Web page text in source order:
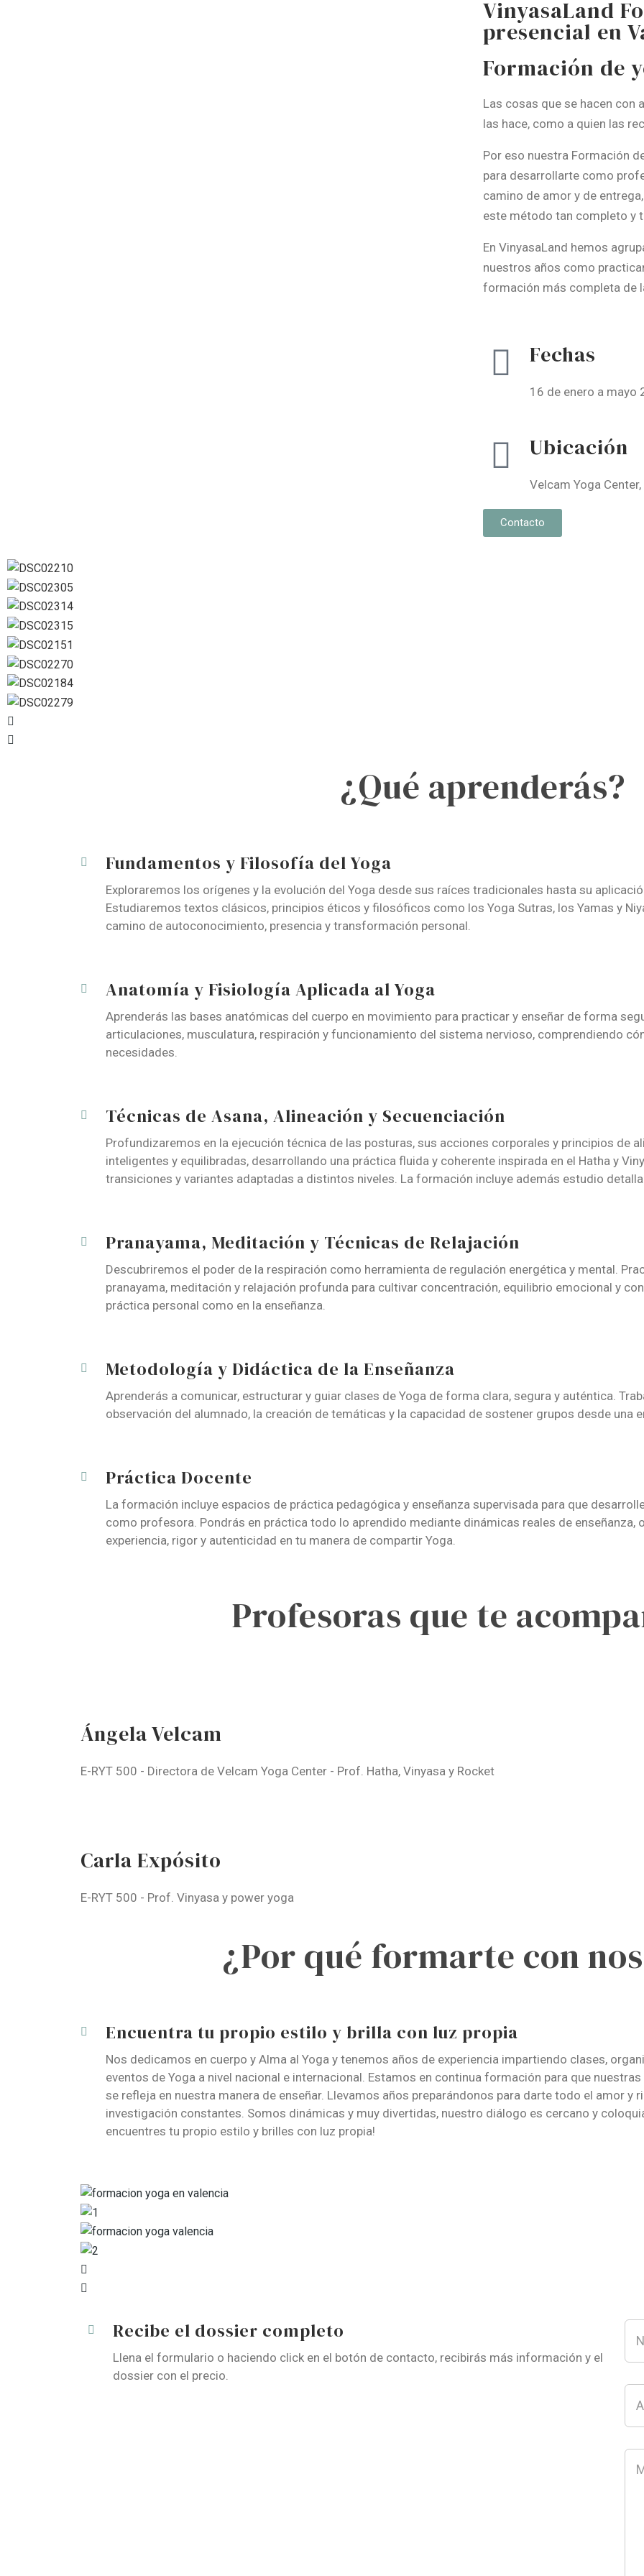
INICIO EVENTOS
VinyasaLand
presencial en
Formación de
Las cosas que se hacen con
las hace, como a quien las
Por eso nuestra Formación
para desarrollarte como
camino de amor y de
este método tan completo y
En VinyasaLand hemos
nuestros años como
formación más completa de
Fechas
16 de enero a mayo
Ubicación
Velcam Yoga Center,
Contacto
¿Qué aprenderás?
Fundamentos y Filosofía del Yoga
Exploraremos los orígenes y la evolución del Yoga desde sus raíces tradicionales hasta su
Estudiaremos textos clásicos, principios éticos y filosóficos como los Yoga Sutras, los Yamas y
camino de autoconocimiento, presencia y transformación personal.
Anatomía y Fisiología Aplicada al Yoga
Aprenderás las bases anatómicas del cuerpo en movimiento para practicar y enseñar de forma
articulaciones, musculatura, respiración y funcionamiento del sistema nervioso, comprendiendo
necesidades.
Técnicas de Asana, Alineación y Secuenciación
Profundizaremos en la ejecución técnica de las posturas, sus acciones corporales y principios de
inteligentes y equilibradas, desarrollando una práctica fluida y coherente inspirada en el Hatha y
transiciones y variantes adaptadas a distintos niveles. La formación incluye además estudio
Pranayama, Meditación y Técnicas de Relajación
Descubriremos el poder de la respiración como herramienta de regulación energética y mental.
pranayama, meditación y relajación profunda para cultivar concentración, equilibrio emocional y
práctica personal como en la enseñanza.
Metodología y Didáctica de la Enseñanza
Aprenderás a comunicar, estructurar y guiar clases de Yoga de forma clara, segura y auténtica.
observación del alumnado, la creación de temáticas y la capacidad de sostener grupos desde una
Práctica Docente
La formación incluye espacios de práctica pedagógica y enseñanza supervisada para que
como profesora. Pondrás en práctica todo lo aprendido mediante dinámicas reales de enseñanza,
experiencia, rigor y autenticidad en tu manera de compartir Yoga.
Profesoras que te
Ángela Velcam
E-RYT 500 - Directora de Velcam Yoga Center - Prof. Hatha, Vinyasa y Rocket
Carla Expósito
E-RYT 500 - Prof. Vinyasa y power yoga
¿Por qué formarte con
Encuentra tu propio estilo y brilla con luz propia
Nos dedicamos en cuerpo y Alma al Yoga y tenemos años de experiencia impartiendo clases,
eventos de Yoga a nivel nacional e internacional. Estamos en continua formación para que
se refleja en nuestra manera de enseñar. Llevamos años preparándonos para darte todo el amor y
investigación constantes. Somos dinámicas y muy divertidas, nuestro diálogo es cercano y
encuentres tu propio estilo y brilles con luz propia!
Recibe el dossier completo
Llena el formulario o haciendo click en el botón de contacto, recibirás más información y el
dossier con el precio.